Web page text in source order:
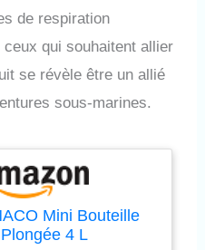
de respiration
qui souhaitent allier
se révèle être un allié
sous-marines.
Mini Bouteille
4 L